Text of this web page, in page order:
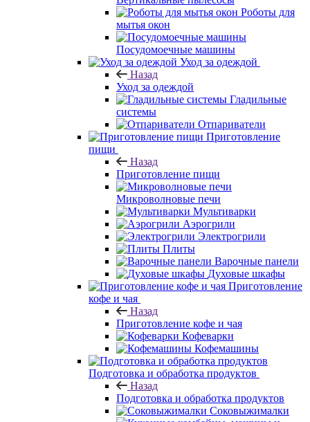
Роботы для
мытья окон
Посудомоечные машины
Уход за одеждой
Назад
Уход за одеждой
Гладильные
системы
Отпариватели
Приготовление
пищи
Назад
Приготовление пищи
Микроволновые печи
Мультиварки
Аэрогрили
Электрогрили
Плиты
Варочные панели
Духовые шкафы
Приготовление
кофе и чая
Назад
Приготовление кофе и чая
Кофеварки
Кофемашины
Подготовка и обработка продуктов
Назад
Подготовка и обработка продуктов
Соковыжималки